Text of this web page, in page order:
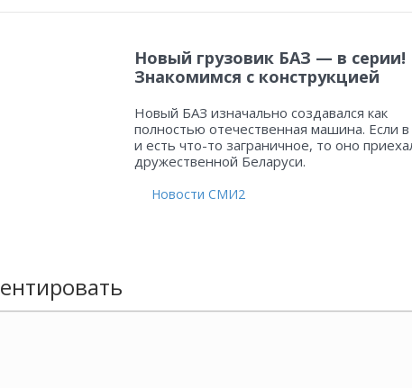
Новый грузовик БАЗ — в серии!
Знакомимся с конструкцией
Новый БАЗ изначально создавался как
полностью отечественная машина. Если
и есть что-то заграничное, то оно
дружественной Беларуси.
Новости СМИ2